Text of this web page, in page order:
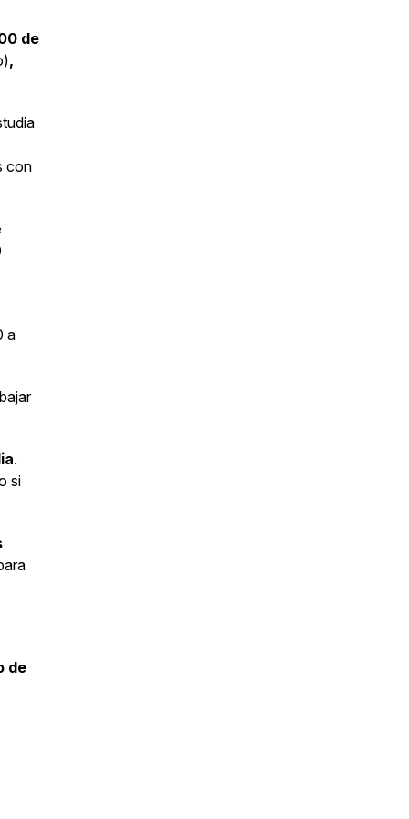
de
,
con
a
.
si
de